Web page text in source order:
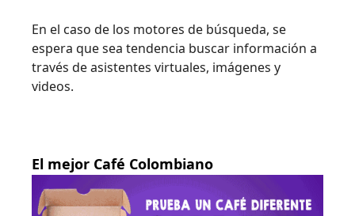
En el caso de los motores de búsqueda, se
espera que sea tendencia buscar información a
través de asistentes virtuales, imágenes y
videos.
El mejor Café Colombiano